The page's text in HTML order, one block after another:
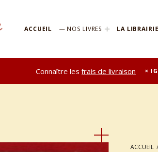
ACCUEIL NOS LIVRES LA LIBRAIRIE
Connaître lesfrais de livraison
ACCUEIL /